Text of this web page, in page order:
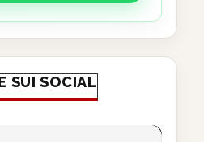
SUI SOCIAL